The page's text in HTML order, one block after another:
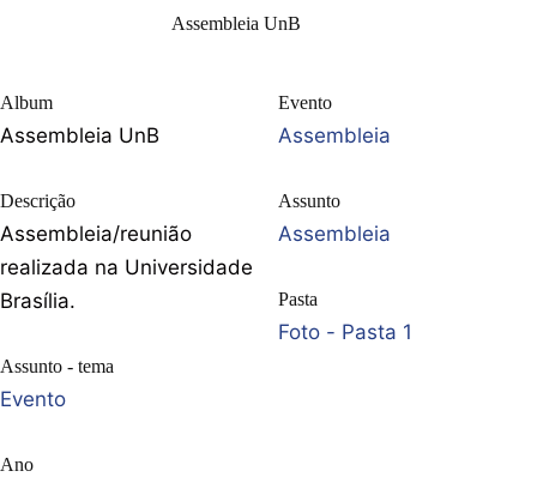
Assembleia UnB
Album
Assembleia UnB
Descrição
Assembleia/reunião
realizada na Universidade
Brasília.
Assunto - tema
Evento
Ano
Evento
Assembleia
Assunto
Assembleia
Pasta
Foto - Pasta 1